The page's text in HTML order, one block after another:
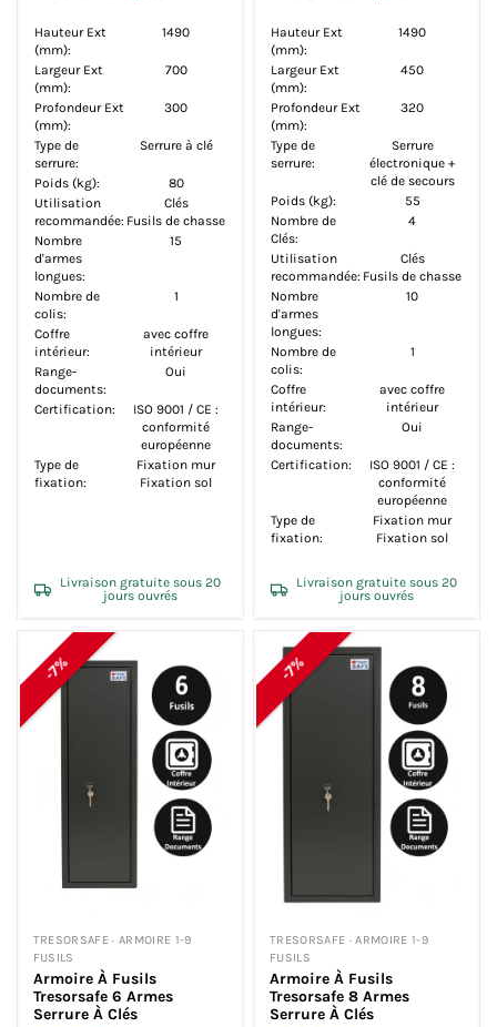
Hauteur Ext
(mm):
1490
Largeur Ext
(mm):
700
Profondeur Ext
(mm):
300
Type de
serrure:
Serrure à clé
Poids (kg):
80
Utilisation
recommandée:
Clés
Fusils de chasse
Nombre
d'armes
longues:
15
Nombre de
colis:
1
Coffre
intérieur:
avec coffre
intérieur
Range-
documents:
Oui
Certification:
ISO 9001 / CE :
conformité
européenne
Type de
fixation:
Fixation mur
Fixation sol
Livraison gratuite sous 20
jours ouvrés
Hauteur Ext
(mm):
1490
Largeur Ext
(mm):
450
Profondeur Ext
(mm):
320
Type de
serrure:
Serrure
électronique +
clé de secours
Poids (kg):
55
Nombre de
Clés:
4
Utilisation
recommandée:
Clés
Fusils de chasse
Nombre
d'armes
longues:
10
Nombre de
colis:
1
Coffre
intérieur:
avec coffre
intérieur
Range-
documents:
Oui
Certification:
ISO 9001 / CE :
conformité
européenne
Type de
fixation:
Fixation mur
Fixation sol
Livraison gratuite sous 20
jours ouvrés
-7%
TRESORSAFE · ARMOIRE 1-9
FUSILS
Armoire À Fusils
Tresorsafe 6 Armes
Serrure À Clés
-7%
TRESORSAFE · ARMOIRE 1-9
FUSILS
Armoire À Fusils
Tresorsafe 8 Armes
Serrure À Clés